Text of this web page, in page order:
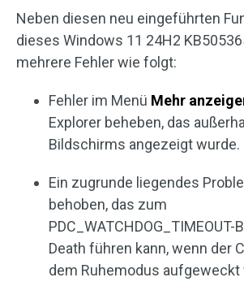
Neben diesen neu eingeführten
dieses Windows 11 24H2
mehrere Fehler wie folgt:
Fehler im Menü Mehr
Explorer beheben, das
Bildschirms angezeigt wurde.
Ein zugrunde liegendes
behoben, das zum
Death führen kann, wenn der
dem Ruhemodus aufgeweckt